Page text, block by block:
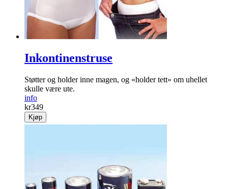
Inkontinenstruse
Støtter og holder inne magen, og «holder tett» om uhellet
skulle være ute.
info
kr349
Kjøp